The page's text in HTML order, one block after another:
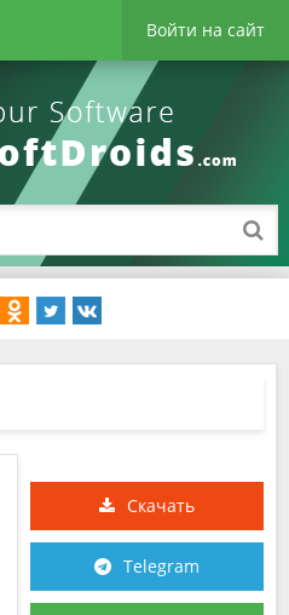
Войти на сайт
Скачать
Telegram